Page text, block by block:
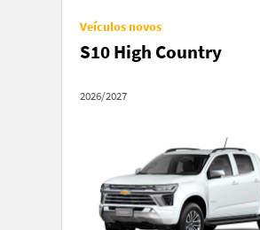
Veículos novos
S10 High Country
2026/2027